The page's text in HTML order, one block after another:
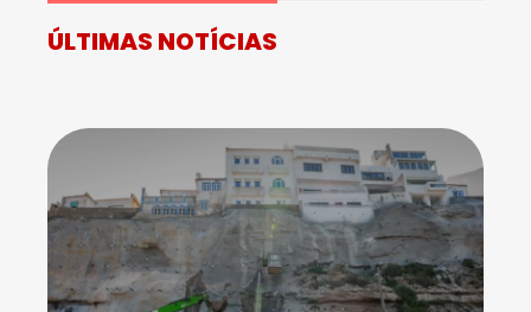
ÚLTIMAS NOTÍCIAS